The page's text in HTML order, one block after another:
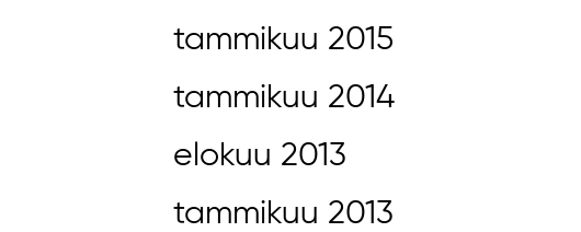
tammikuu 2015
tammikuu 2014
elokuu 2013
tammikuu 2013